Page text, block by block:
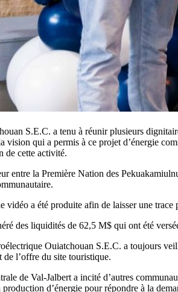
S.E.C. a tenu à réunir plusieurs
vision qui a permis à ce projet d’énergie
de cette activité.
entre la Première Nation des
vidéo a été produite afin de laisser une
des liquidités de 62,5 M$ qui ont été
Ouiatchouan S.E.C. a toujours
de l’offre du site touristique.
de Val-Jalbert a incité d’autres
d’énergie pour répondre à la